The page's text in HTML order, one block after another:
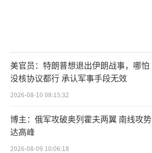
美官员：特朗普想退出伊朗战事，哪怕
没核协议都行 承认军事手段无效
2026-08-10 08:15:32
博主：俄军攻破奥列霍夫两翼 南线攻势
达高峰
2026-08-09 10:06:18